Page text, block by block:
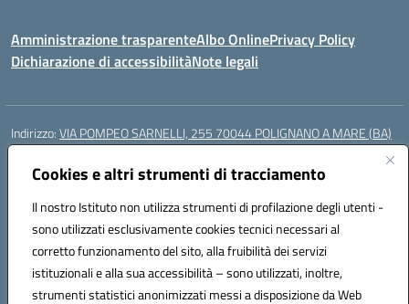
Cookies e altri strumenti di tracciamento
Il nostro Istituto non utilizza strumenti di profilazione degli utenti -
sono utilizzati esclusivamente cookies tecnici necessari al
corretto funzionamento del sito, alla fruibilità dei servizi
istituzionali e alla sua accessibilità – sono utilizzati, inoltre,
strumenti statistici anonimizzati messi a disposizione da Web
Amministrazione trasparenteAlbo OnlinePrivacy Policy
Dichiarazione di accessibilitàNote legali
Indirizzo:VIA POMPEO SARNELLI, 255 70044 POLIGNANO A MARE (BA)
Centralino:
Posta elettronica certificata (PEC):BAIC87200N@pec.istruzione.it
Codice fiscale: 93423350722
Codice meccanografico:BAIC87200N
Codice Indice delle Pubbliche Amministrazioni (IPA): istsc_BAIC87200N
Codice unico di fatturazione (CUF): UF9AKD